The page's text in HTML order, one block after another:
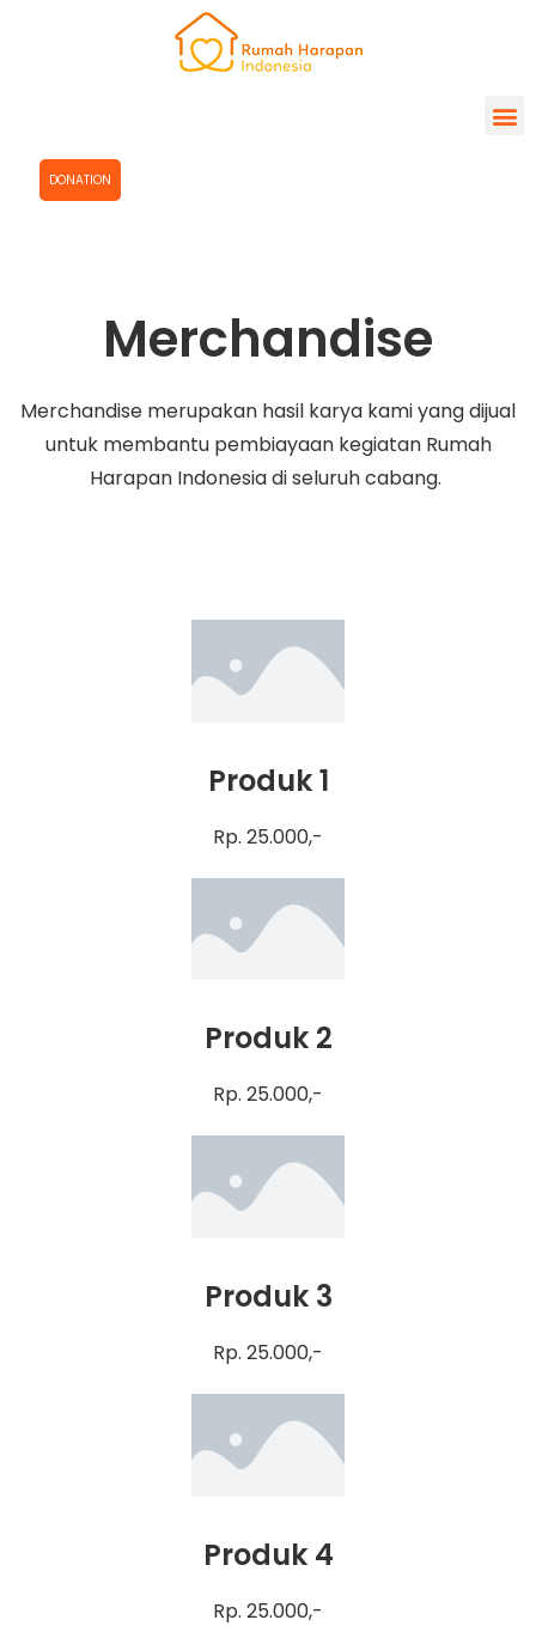
DONATION
Merchandise
Merchandise merupakan hasil karya kami yang dijual
untuk membantu pembiayaan kegiatan Rumah
Harapan Indonesia di seluruh cabang.
Produk 1
Rp. 25.000,-
Produk 2
Rp. 25.000,-
Produk 3
Rp. 25.000,-
Produk 4
Rp. 25.000,-